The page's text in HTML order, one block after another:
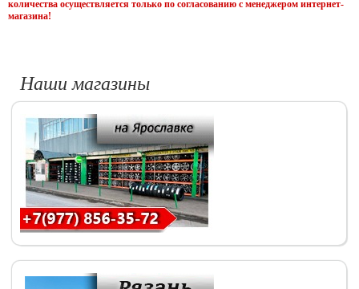
количества осуществляется только по согласованию с менеджером интернет-
магазина!
Наши магазины